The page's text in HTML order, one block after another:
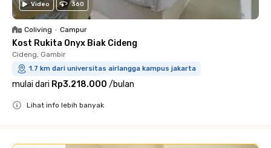
Video 360
Coliving • Campur
Kost Rukita Onyx Biak Cideng
Cideng, Gambir
1.7 km dari universitas airlangga kampus jakarta
mulai dari Rp3.218.000 /bulan
Lihat info lebih banyak